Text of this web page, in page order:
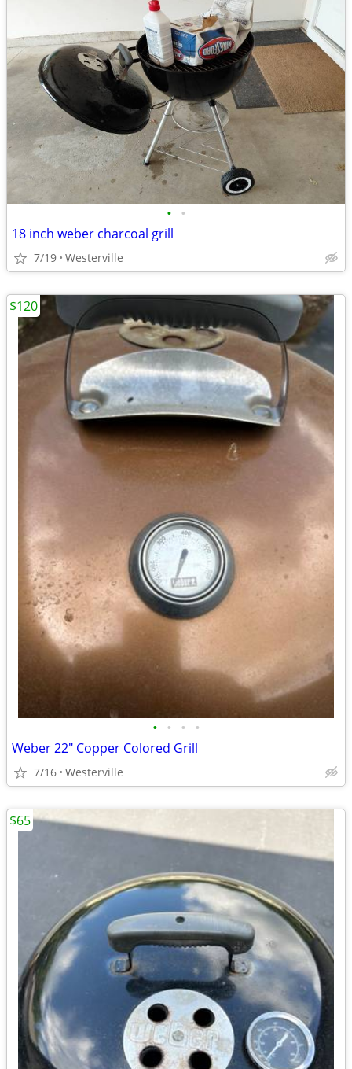
• •
18 inch weber charcoal grill
7/19 Westerville
• • • •
Weber 22" Copper Colored Grill
7/16 Westerville
$120
$65